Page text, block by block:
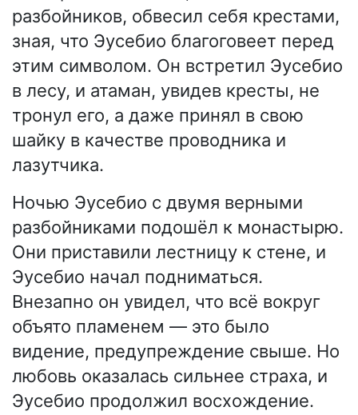
разбойников, обвесил себя крестами,
зная, что Эусебио благоговеет перед
этим символом. Он встретил Эусебио
в лесу, и атаман, увидев кресты, не
тронул его, а даже принял в свою
шайку в качестве проводника и
лазутчика.
Ночью Эусебио с двумя верными
разбойниками подошёл к монастырю.
Они приставили лестницу к стене, и
Эусебио начал подниматься.
Внезапно он увидел, что всё вокруг
объято пламенем — это было
видение, предупреждение свыше. Но
любовь оказалась сильнее страха, и
Эусебио продолжил восхождение.